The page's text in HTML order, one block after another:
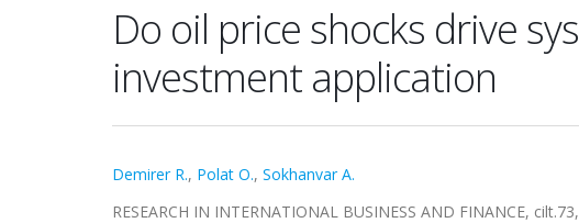
Do oil price shocks drive
investment application
Demirer R., Polat O., Sokhanvar A.
RESEARCH IN INTERNATIONAL BUSINESS AND FINANCE,